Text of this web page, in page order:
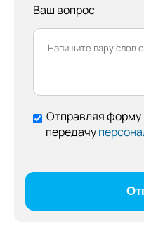
Ваш вопрос
Отправляя
передачу